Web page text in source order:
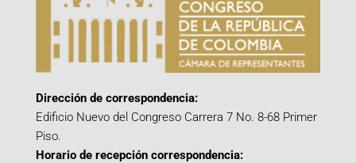
Dirección de correspondencia:
Edificio Nuevo del Congreso Carrera 7 No. 8-68 Primer
Piso.
Horario de recepción correspondencia: